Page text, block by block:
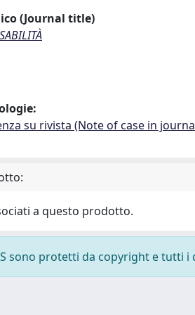
(Journal title)
su rivista (Note of case in
a questo prodotto.
sono protetti da copyright e tutti